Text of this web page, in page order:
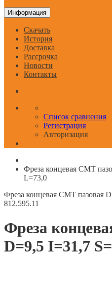
Информация
Скачать
История
Доставка
Рассрочка
Новости
Контакты
Список сравнения
Регистрация
Авторизация
Фреза концевая CMT
L=73,0
Фреза концевая CMT пазовая
812.595.11
Фреза
D=9,5 I=31,7